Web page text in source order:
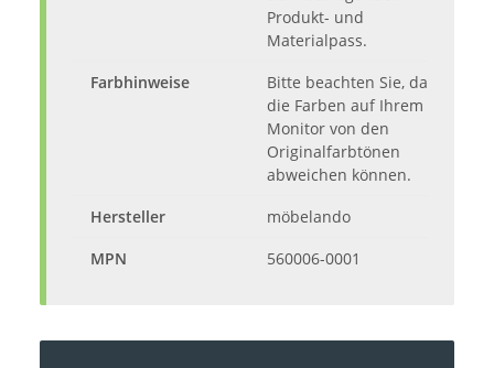
Produkt- und
Materialpass.
Farbhinweise
Bitte beachten Sie, dass
die Farben auf Ihrem
Monitor von den
Originalfarbtönen
abweichen können.
Hersteller
möbelando
MPN
560006-0001